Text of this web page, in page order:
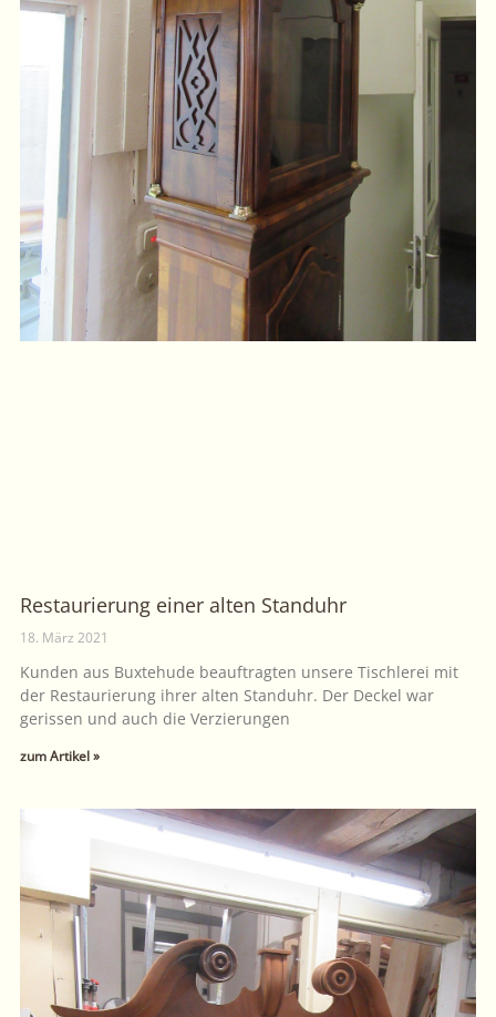
Restaurierung einer alten Standuhr
18. März 2021
Kunden aus Buxtehude beauftragten unsere Tischlerei mit
der Restaurierung ihrer alten Standuhr. Der Deckel war
gerissen und auch die Verzierungen
zum Artikel »